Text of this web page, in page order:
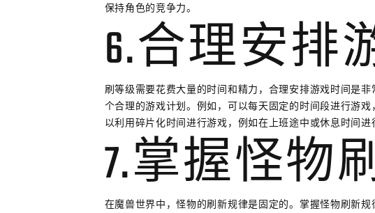
保持角色的竞争力。
6.合理安排
刷等级需要花费大量的时间和精力，合理安排游戏时间是
个合理的游戏计划。例如，可以每天固定的时间段进行游
以利用碎片化时间进行游戏，例如在上班途中或休息时间进
7.掌握怪物
在魔兽世界中，怪物的刷新规律是固定的。掌握怪物刷新